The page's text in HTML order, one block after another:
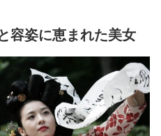
容姿に恵まれた美女